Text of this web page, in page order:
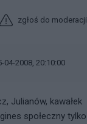
zgłoś do moderacji
04-2008, 20:10:00
Julianów, kawałek
społeczny tylko